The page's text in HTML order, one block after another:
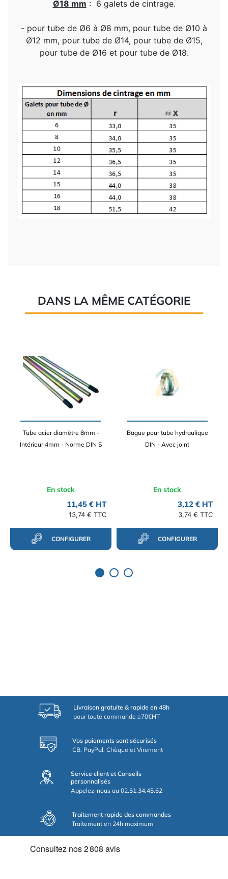
Ø18 mm :6 galets de cintrage.
- pour tube de Ø6 à Ø8 mm, pour tube de Ø10 à
Ø12 mm, pour tube de Ø14, pour tube de Ø15,
pour tube de Ø16 et pour tube de Ø18.
DANS LA MÊME CATÉGORIE
Tube acier diamètre 8mm -
Intérieur 4mm - Norme DIN S
En stock
11,45 € HT
13,74 € TTC
CONFIGURER
Bague pour tube hydraulique
DIN - Avec joint
En stock
3,12 € HT
3,74 € TTC
CONFIGURER
Livraison gratuite & rapide en 48h
pour toute commande ≥70€HT
Vos paiements sont sécurisés
CB, PayPal, Chèque et Virement
Service client et Conseils
personnalisés
Appelez-nous au 02.51.34.45.62
Traitement rapide des commandes
Traitement en 24h maximum